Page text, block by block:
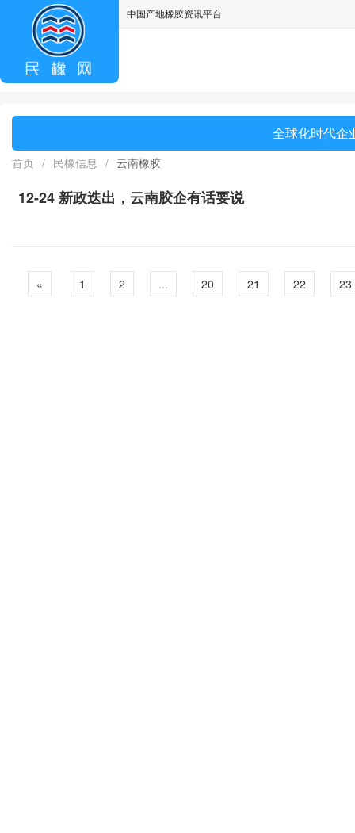
中国产地橡胶资讯平台
全球化时代企
首页 / 民橡信息 / 云南橡胶
12-24 新政迭出，云南胶企有话要说
« 1 2 ... 20 21 22 23